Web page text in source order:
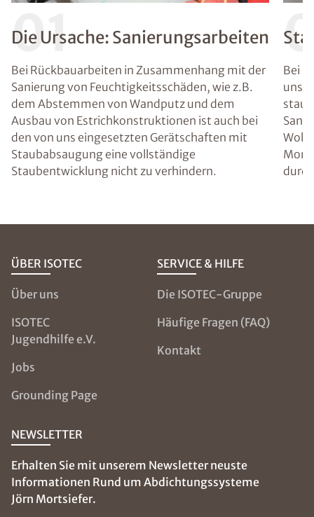
01
Die Ursache: Sanierungsarbeiten
Bei Rückbauarbeiten in Zusammenhang mit der
Sanierung von Feuchtigkeitsschäden, wie z.B.
dem Abstemmen von Wandputz und dem
Ausbau von Estrichkonstruktionen ist auch bei
den von uns eingesetzten Gerätschaften mit
Staubabsaugung eine vollständige
Staubentwicklung nicht zu verhindern.
Bei
ÜBER ISOTEC
Über uns
ISOTEC
Jugendhilfe e.V.
Jobs
Grounding Page
SERVICE & HILFE
Die ISOTEC-Gruppe
Häufige Fragen (FAQ)
Kontakt
NEWSLETTER
Erhalten Sie mit unserem Newsletter neuste
Informationen Rund um Abdichtungssysteme
Jörn Mortsiefer.